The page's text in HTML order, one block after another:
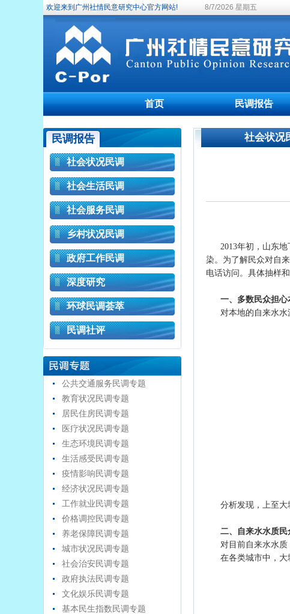
欢迎来到广州社情民意研究中心官方网站! 8/7/2026 星期五
首页 民调报告
民调报告
社会状况民调
社会生活民调
社会服务民调
乡村状况民调
政府工作民调
深度研究
环球民调荟萃
民调社评
公共交通服务民调专题
教育状况民调专题
居民住房民调专题
医疗状况民调专题
生态环境民调专题
生活感受民调专题
疫情影响民调专题
经济状况民调专题
工作就业民调专题
价格调控民调专题
养老保障民调专题
城市状况民调专题
社会治安民调专题
政府执法民调专题
文化娱乐民调专题
基本民生指数民调专题
社会状况
2013年初，山东
染。为了解民众对自
电话访问。具体抽样
一、多数民众担
对本地的自来水水
分析发现，上至大
二、自来水水质
对目前自来水水质
在各类城市中，大